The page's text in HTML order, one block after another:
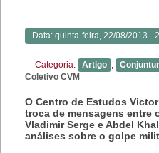
Data: quinta-feira, 22/08/2013 -
Categoria: Artigo ,
Coletivo CVM
O Centro de Estudos
troca de mensagens entre
Vladimir Serge e Abdel
análises sobre o golpe